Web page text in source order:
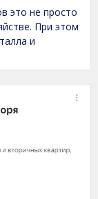
это не просто
При этом
и